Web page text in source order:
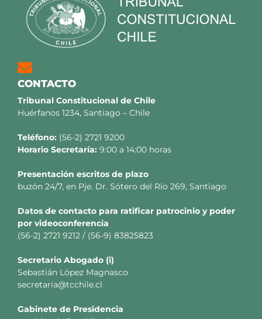
CONTACTO
Tribunal Constitucional de Chile
Huérfanos 1234, Santiago – Chile
Teléfono: (56-2) 2721 9200
Horario Secretaría: 9:00 a 14:00 horas
Presentación escritos de plazo
buzón 24/7, en Pje. Dr. Sótero del Río 269, Santiago
Datos de contacto para ratificar patrocinio y poder
por videoconferencia
(56-2) 2721 9212 / (56-9) 83825823
Secretario Abogado (i)
Sebastián López Magnasco
secretaria@tcchile.cl
Gabinete de Presidencia